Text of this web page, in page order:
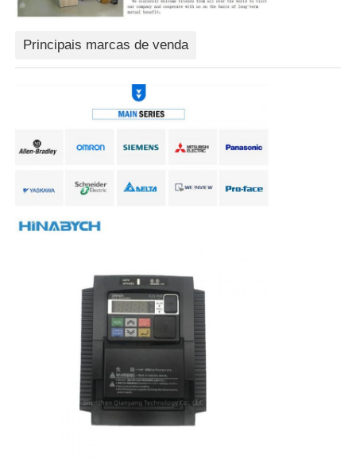
redutor da engrenagem
SERVO MOTOR CA
Principais marcas de venda